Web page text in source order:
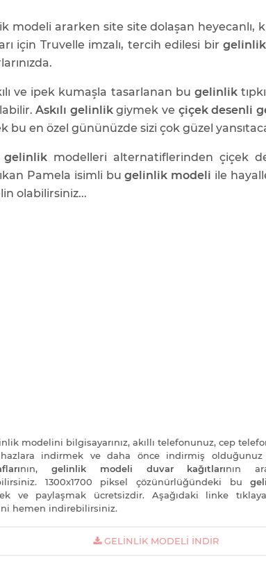
modeli ararken site site dolaşan heyecanlı,
için Truvelle imzalı, tercih edilesi bir
ve ipek kumaşla tasarlanan bu gelinlik
Askılı gelinlikgiymek ve çiçek desenli
bu en özel gününüzde sizi çok güzel
gelinlik modelleri alternatiflerinden çiçek
Pamela isimli bugelinlik modeli ile
olabilirsiniz...
modelini bilgisayarınız, akıllı telefonunuz, cep
indirmek ve daha önce indirmiş
nın, gelinlik modeli duvar kağıtlarının
1300x1700 piksel çözünürlüğündeki bu
ve paylaşmak ücretsizdir. Aşağıdaki linke
hemen indirebilirsiniz.
GELINLIK MODELI İNDIR